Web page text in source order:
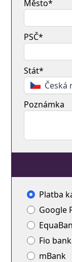
Město*
PSČ*
Stát*
Česká
Poznámka
Platba
Google
Fio
mBank